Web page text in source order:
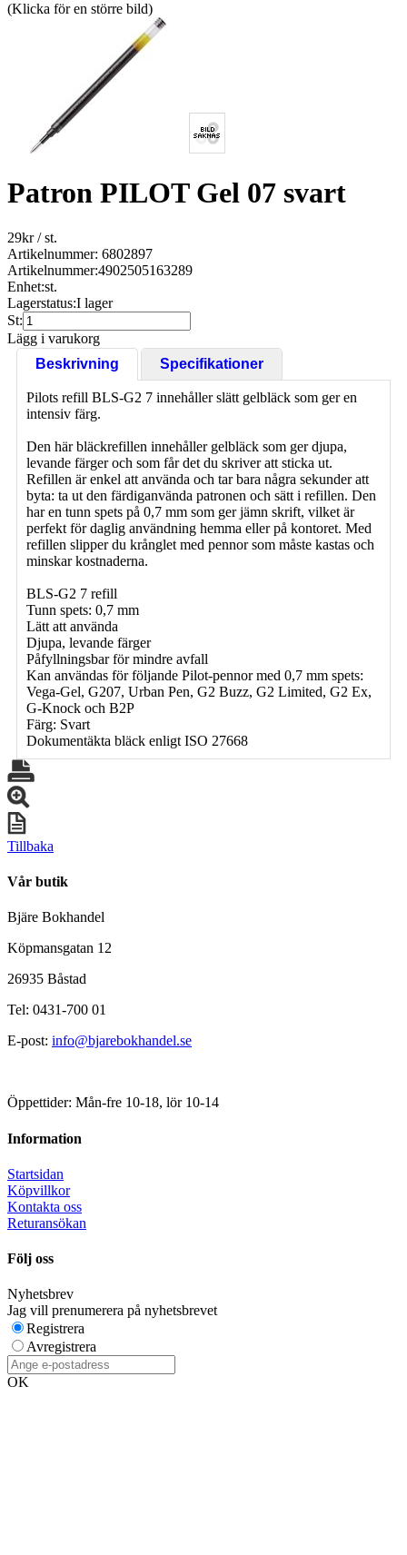
(Klicka för en större bild)
Patron PILOT Gel 07 svart
29kr/ st.
Artikelnummer: 6802897
Artikelnummer:4902505163289
Enhet:st.
Lagerstatus:I lager
St:
Lägg i varukorg
Beskrivning
Specifikationer
Pilots refill BLS-G2 7 innehåller slätt gelbläck som ger en
intensiv färg.
Den här bläckrefillen innehåller gelbläck som ger djupa,
levande färger och som får det du skriver att sticka ut.
Refillen är enkel att använda och tar bara några sekunder att
byta: ta ut den färdiganvända patronen och sätt i refillen. Den
har en tunn spets på 0,7 mm som ger jämn skrift, vilket är
perfekt för daglig användning hemma eller på kontoret. Med
refillen slipper du krånglet med pennor som måste kastas och
minskar kostnaderna.
BLS-G2 7 refill
Tunn spets: 0,7 mm
Lätt att använda
Djupa, levande färger
Påfyllningsbar för mindre avfall
Kan användas för följande Pilot-pennor med 0,7 mm spets:
Vega-Gel, G207, Urban Pen, G2 Buzz, G2 Limited, G2 Ex,
G-Knock och B2P
Färg: Svart
Dokumentäkta bläck enligt ISO 27668
Tillbaka
Vår butik
Bjäre Bokhandel
Köpmansgatan 12
26935 Båstad
Tel: 0431-700 01
E-post: info@bjarebokhandel.se
Öppettider: Mån-fre 10-18, lör 10-14
Information
Startsidan
Köpvillkor
Kontakta oss
Returansökan
Följ oss
Nyhetsbrev
Jag vill prenumerera på nyhetsbrevet
Registrera
Avregistrera
OK